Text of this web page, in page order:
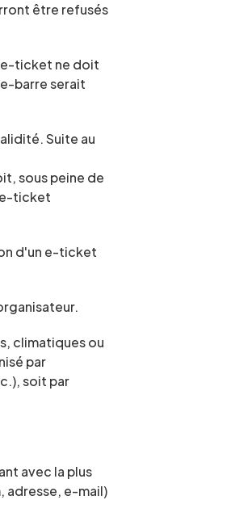
être refusés
e-ticket ne doit
barre serait
Suite au
sous peine de
ticket
d'un e-ticket
climatiques ou
par
soit par
avec la plus
adresse, e-mail)